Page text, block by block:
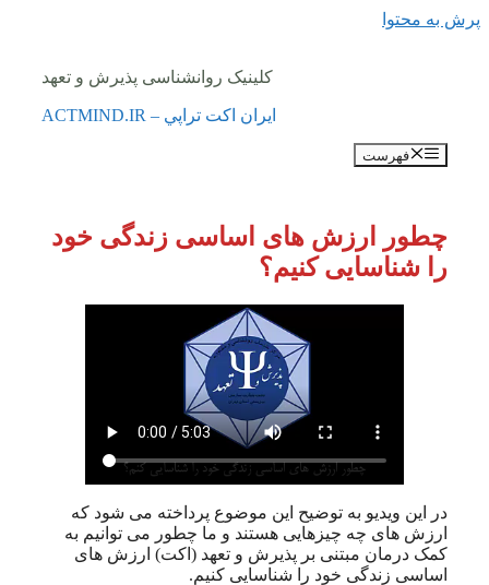
پرش به محتوا
کلینیک روانشناسی پذیرش و تعهد
ايران اكت تراپي – ACTMIND.IR
فهرست
چطور ارزش های اساسی زندگی خود
را شناسایی کنیم؟
در این ویدیو به توضیح این موضوع پرداخته می شود که
ارزش های چه چیزهایی هستند و ما چطور می توانیم به
کمک درمان مبتنی بر پذیرش و تعهد (اکت) ارزش های
اساسی زندگی خود را شناسایی کنیم.